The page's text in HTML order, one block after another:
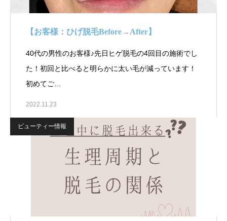
【お客様：ひげ脱毛Before→After】
40代の男性のお客様♪先日ヒゲ脱毛の4回目の施術でし
た！初回と比べると明らかに太い毛が減っています！
初めてご…
2022.11.23
ビューティー情報